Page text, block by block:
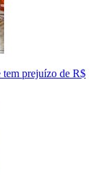
tem prejuízo de R$